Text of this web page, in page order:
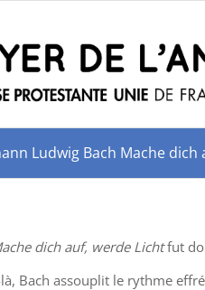
Ludwig Bach Mache
dich auf, werde Lichtfut
là, Bach assouplit le rythme